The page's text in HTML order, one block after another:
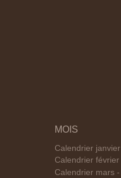
MOIS
Calendrier
Calendrier
Calendrier mars